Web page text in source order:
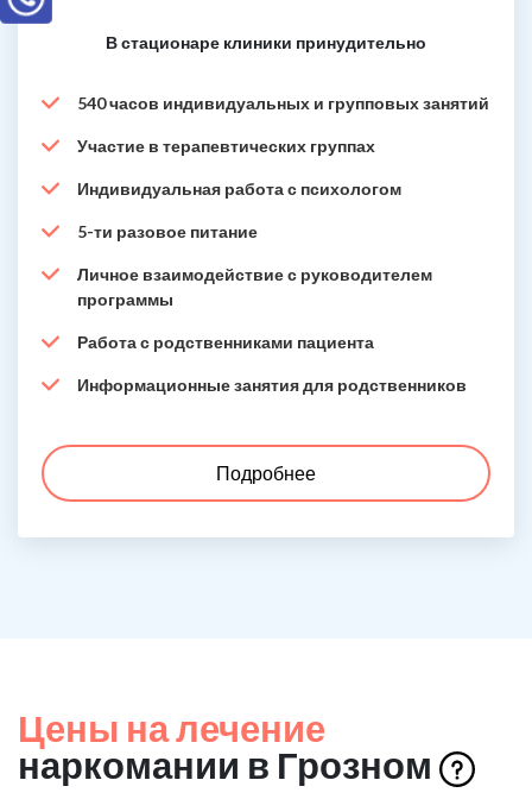
В стационаре клиники принудительно
540 часов индивидуальных и групповых занятий
Участие в терапевтических группах
Индивидуальная работа с психологом
5-ти разовое питание
Личное взаимодействие с руководителем
программы
Работа с родственниками пациента
Информационные занятия для родственников
Подробнее
Цены на лечение
наркомании в Грозном